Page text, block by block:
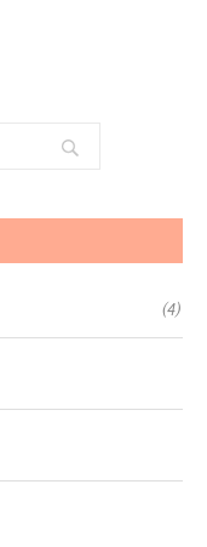
(4)